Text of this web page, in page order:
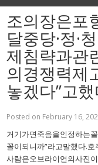
조의장은포
달중당·정·
제침략과관
의경쟁력제
놓겠다”고
Posted on February 16,
거기가면죽음을인정하는
꼴이되니까”라고말했다.
사람은오브라이언의사진